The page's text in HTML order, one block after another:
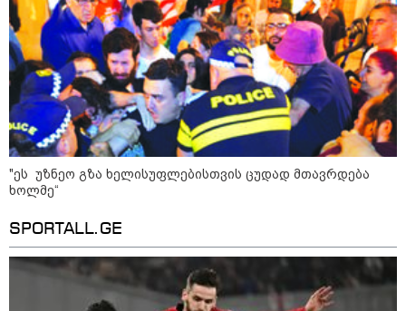
"ეს უზნეო გზა ხელისუფლებისთვის ცუდად მთავრდება
ხოლმე“
SPORTALL.GE